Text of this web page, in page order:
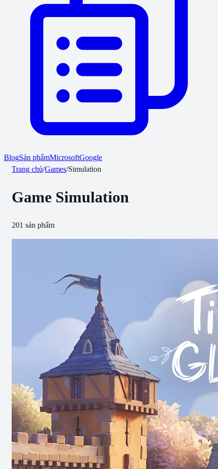
BlogSản phẩmMicrosoftGoogle
Trang chủ/Games/Simulation
Game Simulation
201 sản phẩm